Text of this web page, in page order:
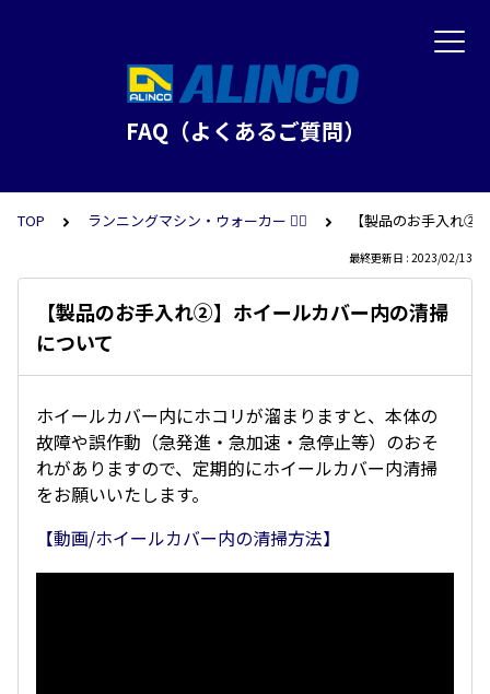
FAQ（よくあるご質問）
TOP ランニングマシン・ウォーカー 🏃‍♀️ 【製品のお手入れ②
最終更新日 : 2023/02/13
【製品のお手入れ②】ホイールカバー内の清掃
について
ホイールカバー内にホコリが溜まりますと、本体の
故障や誤作動（急発進・急加速・急停止等）のおそ
れがありますので、定期的にホイールカバー内清掃
をお願いいたします。
【動画/ホイールカバー内の清掃方法】